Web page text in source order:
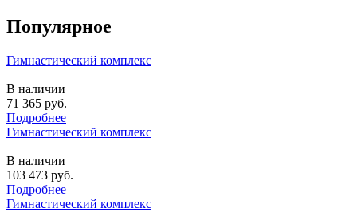
Популярное
Гимнастический комплекс
В наличии
71 365 руб.
Подробнее
Гимнастический комплекс
В наличии
103 473 руб.
Подробнее
Гимнастический комплекс